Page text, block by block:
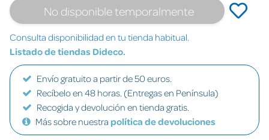
No disponible temporalmente
Consulta disponibilidad en tu tienda habitual.
Listado de tiendas Dideco.
Envío gratuito a partir de 50 euros.
Recíbelo en 48 horas. (Entregas en Península)
Recogida y devolución en tienda gratis.
Más sobre nuestra política de devoluciones